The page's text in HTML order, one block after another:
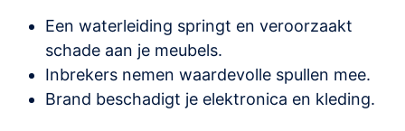
Een waterleiding springt en veroorzaakt
schade aan je meubels.
Inbrekers nemen waardevolle spullen mee.
Brand beschadigt je elektronica en kleding.